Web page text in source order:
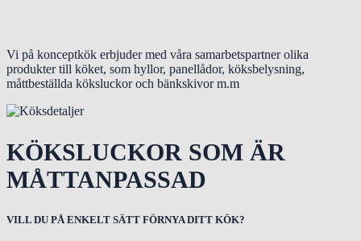
Vi på konceptkök erbjuder med våra samarbetspartner olika
produkter till köket, som hyllor, panellådor, köksbelysning,
måttbeställda köksluckor och bänkskivor m.m
KÖKSLUCKOR SOM ÄR
MÅTTANPASSAD
VILL DU PÅ ENKELT SÄTT FÖRNYA DITT KÖK?